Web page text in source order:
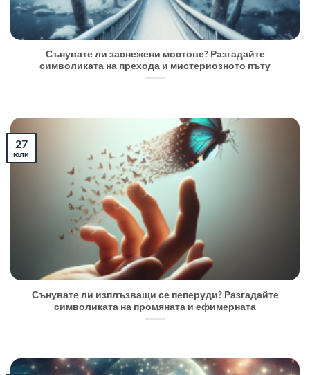
Сънувате ли заснежени мостове? Разгадайте
символиката на прехода и мистериозното пъту
Сънувате ли изплъзващи се пеперуди? Разгадайте
символиката на промяната и ефимерната
27
юли